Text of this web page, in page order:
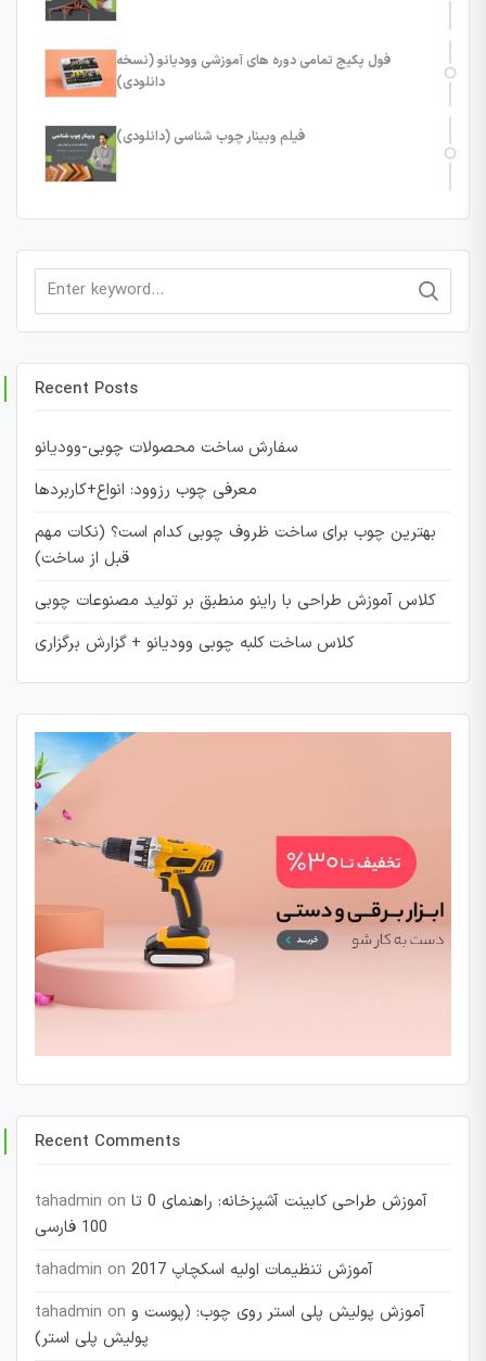
فول پکیج تمامی دوره های آموزشی وودیانو (نسخه
دانلودی)
فیلم وبینار چوب شناسی (دانلودی)
Search
Recent Posts
سفارش ساخت محصولات چوبی-وودیانو
معرفی چوب رزوود: انواع+کاربردها
بهترین چوب برای ساخت ظروف چوبی کدام است؟ (نکات مهم
قبل از ساخت)
کلاس آموزش طراحی با راینو منطبق بر تولید مصنوعات چوبی
کلاس ساخت کلبه چوبی وودیانو + گزارش برگزاری
Recent Comments
tahadmin on آموزش طراحی کابینت آشپزخانه: راهنمای 0 تا
100 فارسی
tahadmin on
آموزش تنظیمات اولیه اسکچاپ 2017
tahadmin on آموزش پولیش پلی استر روی چوب: (پوست و
پولیش پلی استر)